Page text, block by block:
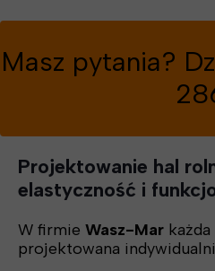
Projektowanie hal
elastyczność i
W firmie Wasz-Mar
projektowana
Masz pytania?